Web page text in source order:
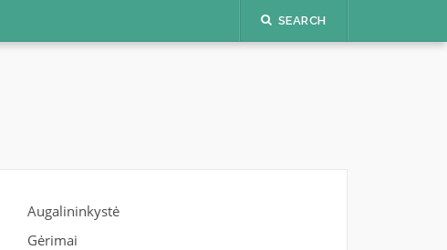
SEARCH
Augalininkystė
Gėrimai